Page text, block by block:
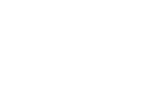
A continuación, dará
dibujo infantil para menores
propio parque y todo cuanto
de 800 actividades que cada
guardar relación con el Día